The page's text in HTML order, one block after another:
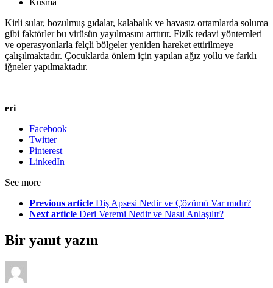
Kusma
Kirli sular, bozulmuş gıdalar, kalabalık ve havasız ortamlarda soluma
gibi faktörler bu virüsün yayılmasını arttırır. Fizik tedavi yöntemleri
ve operasyonlarla felçli bölgeler yeniden hareket ettirilmeye
çalışılmaktadır. Çocuklarda önlem için yapılan ağız yollu ve farklı
iğneler yapılmaktadır.
eri
Facebook
Twitter
Pinterest
LinkedIn
See more
Previous article Diş Apsesi Nedir ve Çözümü Var mıdır?
Next article Deri Veremi Nedir ve Nasıl Anlaşılır?
Bir yanıt yazın